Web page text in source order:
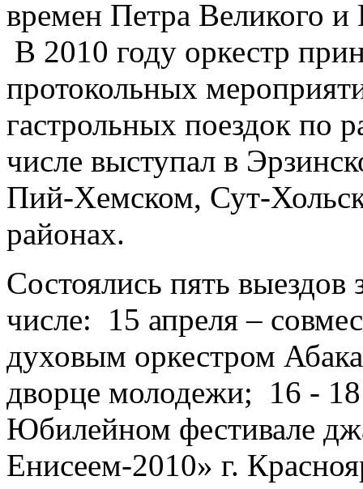
времен Петра Великого и
В 2010 году оркестр
протокольных
гастрольных поездок по
числе выступал в
Пий-Хемском, Сут-
районах.
Состоялись пять
числе: 15 апреля –
духовым оркестром
дворце молодежи; 16 - 18
Юбилейном фестивале
Енисеем-2010» г.